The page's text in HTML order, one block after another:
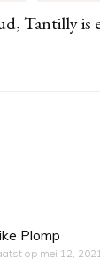
Tantilly is
Plomp
op mei 12,